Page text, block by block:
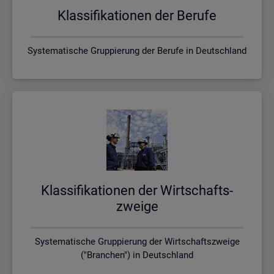
Klas­si­fi­ka­tio­nen der Be­ru­fe
Systematische Gruppierung der Berufe in Deutschland
Klas­si­fi­ka­tio­nen der Wirt­schafts­
zwei­ge
Systematische Gruppierung der Wirtschaftszweige
("Branchen") in Deutschland